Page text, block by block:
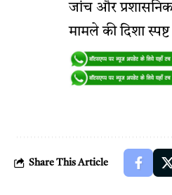
जांच और प्रशासनिक
मामले की दिशा
Share This Article